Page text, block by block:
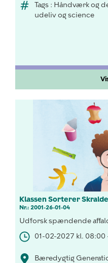
Tags : Håndværk og
udeliv og science
Klassen Sorterer
Nr.: 2001-26-01-04
Udforsk spændende
01-02-2027 kl. 08:00
Bæredygtig